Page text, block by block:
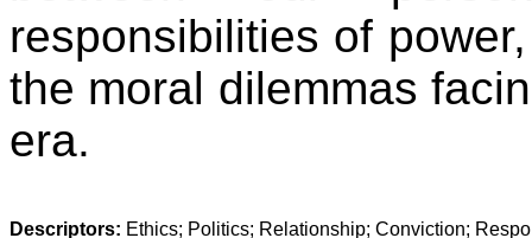
responsibilities of
the moral dilemmas
era.
Descriptors: Ethics; Politics; Relationship; Conviction;